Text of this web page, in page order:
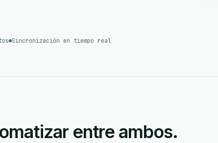
Sincronización en tiempo real
entre ambos.